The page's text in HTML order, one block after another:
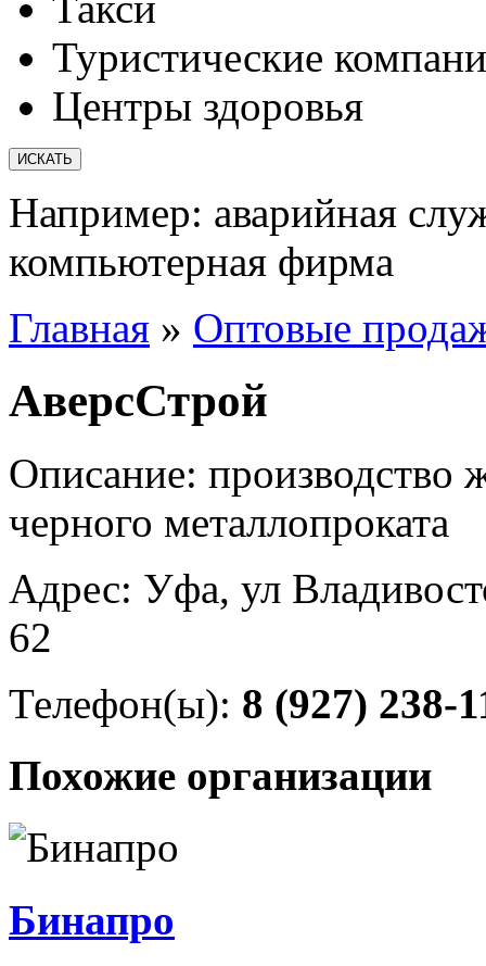
Туристические
Центры здоровья
Например: аварийная
компьютерная фирма
Главная » Оптовые
АверсСтрой
Описание: производство
черного металлопроката
Адрес: Уфа, ул
62
Телефон(ы): 8 (927) 238-
Похожие организации
Бинапро